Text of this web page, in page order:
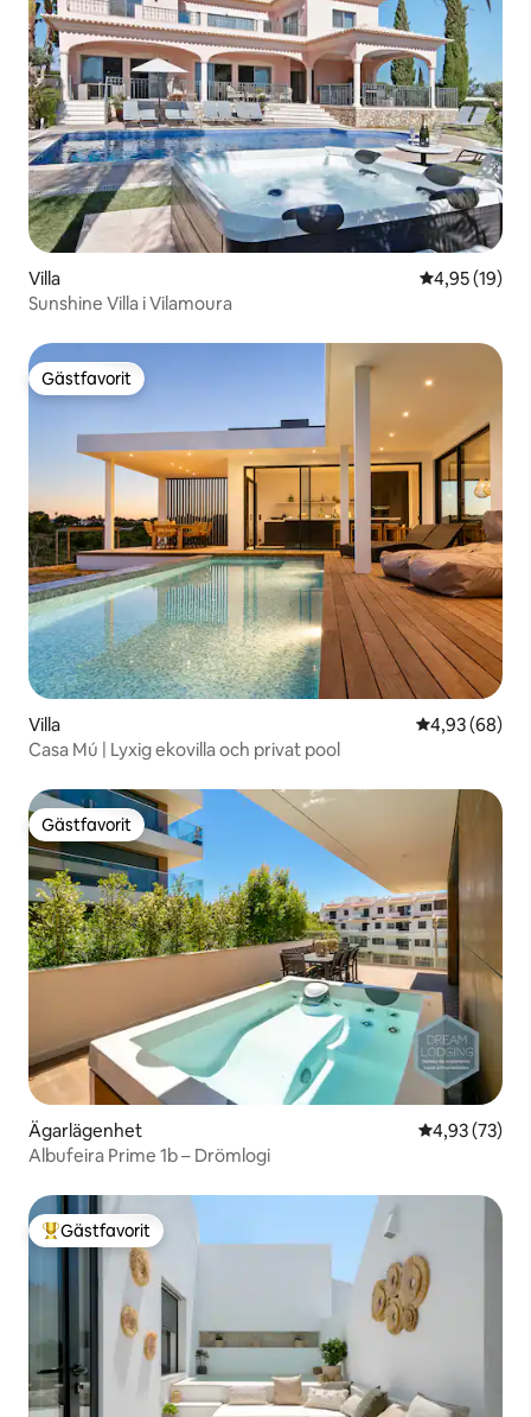
Villa 4,95 av 5 i
4,95 (19)
Sunshine Villa i Vilamoura
Gästfavorit
Gästfavorit
Villa 4,93 av 5 i
4,93 (68)
Casa Mú | Lyxig ekovilla och privat pool
Gästfavorit
Gästfavorit
Ägarlägenhet 4,93 av 5 i
4,93 (73)
Albufeira Prime 1b – Drömlogi
Populär gästfavorit
Gästfavorit